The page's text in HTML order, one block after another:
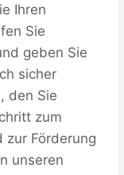
Ihren
Sie
geben Sie
sicher
den Sie
zum
zur Förderung
unseren